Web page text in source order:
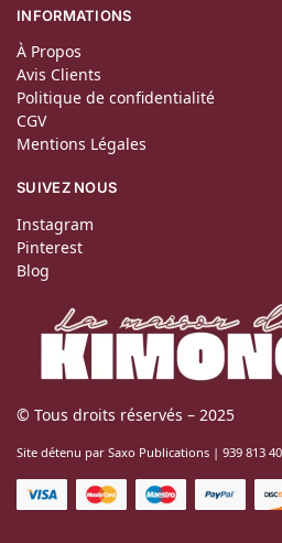
INFORMATIONS
À Propos
Avis Clients
Politique de confidentialité
CGV
Mentions Légales
SUIVEZ NOUS
Instagram
Pinterest
Blog
© Tous droits réservés – 2025
Site détenu par Saxo Publications | 939 813